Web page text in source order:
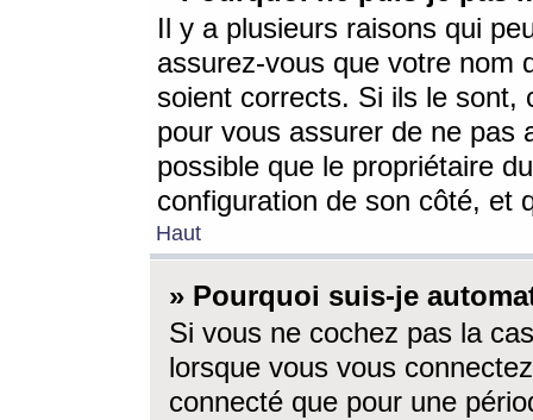
Il y a plusieurs raisons qui
assurez-vous que votre nom
soient corrects. Si ils le sont,
pour vous assurer de ne pas
possible que le propriétaire
configuration de son côté, et
Haut
» Pourquoi suis-je
Si vous ne cochez pas la
lorsque vous vous
connecté que pour une